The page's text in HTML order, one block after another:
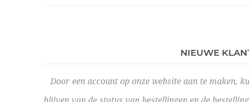
NIEUWE
Door een account op onze website aan te maken,